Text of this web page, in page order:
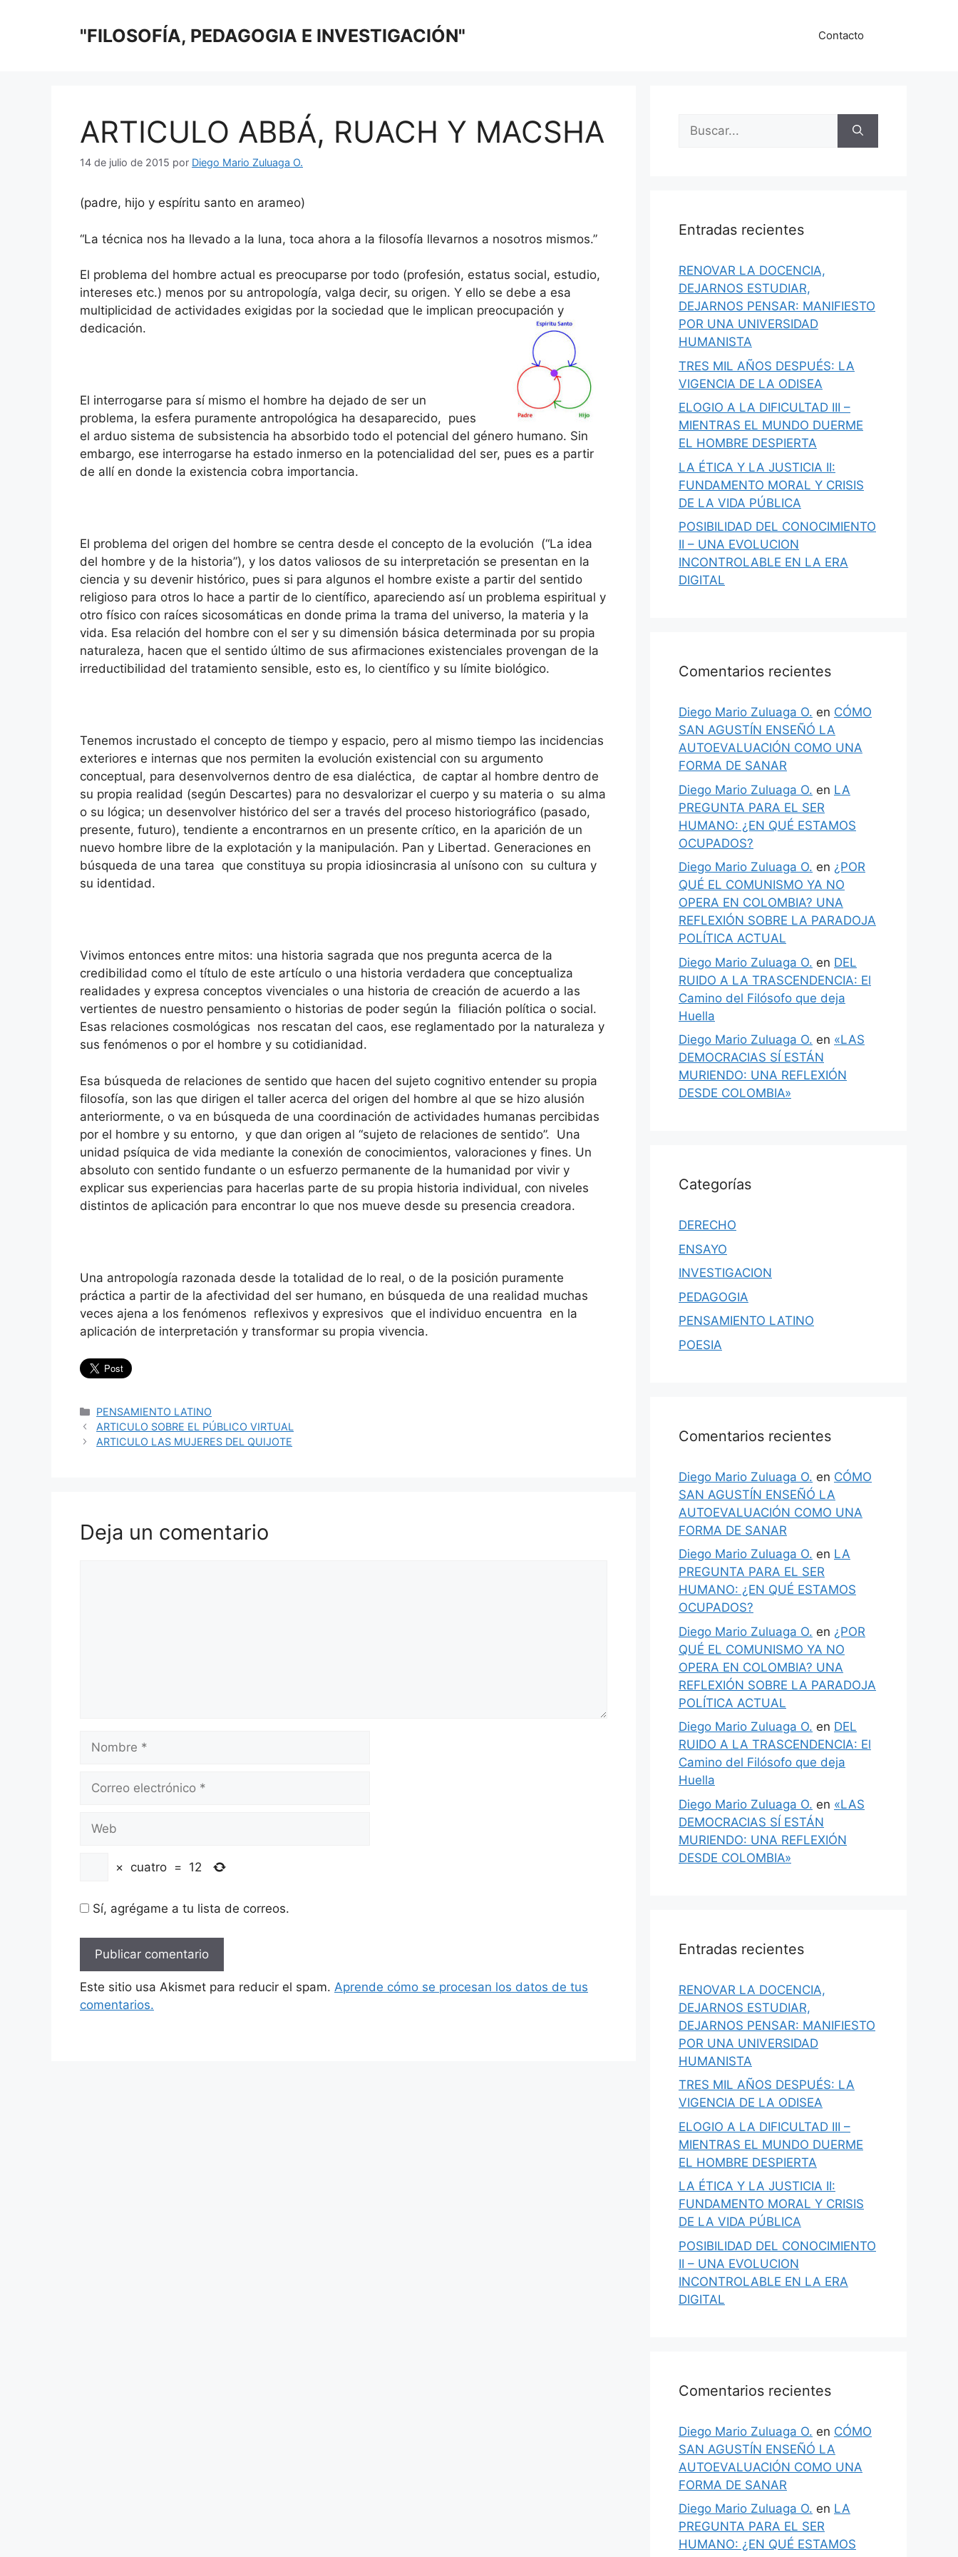
"FILOSOFÍA, PEDAGOGIA E INVESTIGACIÓN" Contacto
ARTICULO ABBÁ, RUACH Y MACSHA
14 de julio de 2015 por Diego Mario Zuluaga O.
(padre, hijo y espíritu santo en arameo)
“La técnica nos ha llevado a la luna, toca ahora a la filosofía llevarnos a nosotros mismos.”
El problema del hombre actual es preocuparse por todo (profesión, estatus social, estudio,
intereses etc.) menos por su antropología, valga decir, su origen. Y ello se debe a esa
multiplicidad de actividades exigidas por la sociedad que le implican preocupación y
dedicación.
El interrogarse para sí mismo el hombre ha dejado de ser un
problema, la esfera puramente antropológica ha desaparecido, pues
el arduo sistema de subsistencia ha absorbido todo el potencial del género humano. Sin
embargo, ese interrogarse ha estado inmerso en la potencialidad del ser, pues es a partir
de allí en donde la existencia cobra importancia.
El problema del origen del hombre se centra desde el concepto de la evolución (“La idea
del hombre y de la historia”), y los datos valiosos de su interpretación se presentan en la
ciencia y su devenir histórico, pues si para algunos el hombre existe a partir del sentido
religioso para otros lo hace a partir de lo científico, apareciendo así un problema espiritual y
otro físico con raíces sicosomáticas en donde prima la trama del universo, la materia y la
vida. Esa relación del hombre con el ser y su dimensión básica determinada por su propia
naturaleza, hacen que el sentido último de sus afirmaciones existenciales provengan de la
irreductibilidad del tratamiento sensible, esto es, lo científico y su límite biológico.
Tenemos incrustado el concepto de tiempo y espacio, pero al mismo tiempo las incidencias
exteriores e internas que nos permiten la evolución existencial con su argumento
conceptual, para desenvolvernos dentro de esa dialéctica, de captar al hombre dentro de
su propia realidad (según Descartes) para no desvalorizar el cuerpo y su materia o su alma
o su lógica; un desenvolver histórico del ser a través del proceso historiográfico (pasado,
presente, futuro), tendiente a encontrarnos en un presente crítico, en la aparición de un
nuevo hombre libre de la explotación y la manipulación. Pan y Libertad. Generaciones en
búsqueda de una tarea que constituya su propia idiosincrasia al unísono con su cultura y
su identidad.
Vivimos entonces entre mitos: una historia sagrada que nos pregunta acerca de la
credibilidad como el título de este artículo o una historia verdadera que conceptualiza
realidades y expresa conceptos vivenciales o una historia de creación de acuerdo a las
vertientes de nuestro pensamiento o historias de poder según la filiación política o social.
Esas relaciones cosmológicas nos rescatan del caos, ese reglamentado por la naturaleza y
sus fenómenos o por el hombre y su cotidianidad.
Esa búsqueda de relaciones de sentido que hacen del sujeto cognitivo entender su propia
filosofía, son las que dirigen el taller acerca del origen del hombre al que se hizo alusión
anteriormente, o va en búsqueda de una coordinación de actividades humanas percibidas
por el hombre y su entorno, y que dan origen al “sujeto de relaciones de sentido”. Una
unidad psíquica de vida mediante la conexión de conocimientos, valoraciones y fines. Un
absoluto con sentido fundante o un esfuerzo permanente de la humanidad por vivir y
explicar sus experiencias para hacerlas parte de su propia historia individual, con niveles
distintos de aplicación para encontrar lo que nos mueve desde su presencia creadora.
Una antropología razonada desde la totalidad de lo real, o de la posición puramente
práctica a partir de la afectividad del ser humano, en búsqueda de una realidad muchas
veces ajena a los fenómenos reflexivos y expresivos que el individuo encuentra en la
aplicación de interpretación y transformar su propia vivencia.
Categorías
PENSAMIENTO LATINO
ARTICULO SOBRE EL PÚBLICO VIRTUAL
ARTICULO LAS MUJERES DEL QUIJOTE
Deja un comentario
Nombre
Correo
Web
× cuatro = 12
Sí, agrégame a tu lista de correos.
Este sitio usa Akismet para reducir el spam. Aprende cómo se procesan los datos de tus
comentarios.
Buscar:
Entradas recientes
RENOVAR LA DOCENCIA,
DEJARNOS ESTUDIAR,
DEJARNOS PENSAR: MANIFIESTO
POR UNA UNIVERSIDAD
HUMANISTA
TRES MIL AÑOS DESPUÉS: LA
VIGENCIA DE LA ODISEA
ELOGIO A LA DIFICULTAD III –
MIENTRAS EL MUNDO DUERME
EL HOMBRE DESPIERTA
LA ÉTICA Y LA JUSTICIA II:
FUNDAMENTO MORAL Y CRISIS
DE LA VIDA PÚBLICA
POSIBILIDAD DEL CONOCIMIENTO
II – UNA EVOLUCION
INCONTROLABLE EN LA ERA
DIGITAL
Comentarios recientes
Diego Mario Zuluaga O. en CÓMO
SAN AGUSTÍN ENSEÑÓ LA
AUTOEVALUACIÓN COMO UNA
FORMA DE SANAR
Diego Mario Zuluaga O. en LA
PREGUNTA PARA EL SER
HUMANO: ¿EN QUÉ ESTAMOS
OCUPADOS?
Diego Mario Zuluaga O. en ¿POR
QUÉ EL COMUNISMO YA NO
OPERA EN COLOMBIA? UNA
REFLEXIÓN SOBRE LA PARADOJA
POLÍTICA ACTUAL
Diego Mario Zuluaga O. en DEL
RUIDO A LA TRASCENDENCIA: El
Camino del Filósofo que deja
Huella
Diego Mario Zuluaga O. en «LAS
DEMOCRACIAS SÍ ESTÁN
MURIENDO: UNA REFLEXIÓN
DESDE COLOMBIA»
Categorías
DERECHO
ENSAYO
INVESTIGACION
PEDAGOGIA
PENSAMIENTO LATINO
POESIA
Comentarios recientes
Diego Mario Zuluaga O. en CÓMO
SAN AGUSTÍN ENSEÑÓ LA
AUTOEVALUACIÓN COMO UNA
FORMA DE SANAR
Diego Mario Zuluaga O. en LA
PREGUNTA PARA EL SER
HUMANO: ¿EN QUÉ ESTAMOS
OCUPADOS?
Diego Mario Zuluaga O. en ¿POR
QUÉ EL COMUNISMO YA NO
OPERA EN COLOMBIA? UNA
REFLEXIÓN SOBRE LA PARADOJA
POLÍTICA ACTUAL
Diego Mario Zuluaga O. en DEL
RUIDO A LA TRASCENDENCIA: El
Camino del Filósofo que deja
Huella
Diego Mario Zuluaga O. en «LAS
DEMOCRACIAS SÍ ESTÁN
MURIENDO: UNA REFLEXIÓN
DESDE COLOMBIA»
Entradas recientes
RENOVAR LA DOCENCIA,
DEJARNOS ESTUDIAR,
DEJARNOS PENSAR: MANIFIESTO
POR UNA UNIVERSIDAD
HUMANISTA
TRES MIL AÑOS DESPUÉS: LA
VIGENCIA DE LA ODISEA
ELOGIO A LA DIFICULTAD III –
MIENTRAS EL MUNDO DUERME
EL HOMBRE DESPIERTA
LA ÉTICA Y LA JUSTICIA II:
FUNDAMENTO MORAL Y CRISIS
DE LA VIDA PÚBLICA
POSIBILIDAD DEL CONOCIMIENTO
II – UNA EVOLUCION
INCONTROLABLE EN LA ERA
DIGITAL
Comentarios recientes
Diego Mario Zuluaga O. en CÓMO
SAN AGUSTÍN ENSEÑÓ LA
AUTOEVALUACIÓN COMO UNA
FORMA DE SANAR
Diego Mario Zuluaga O. en LA
PREGUNTA PARA EL SER
HUMANO: ¿EN QUÉ ESTAMOS